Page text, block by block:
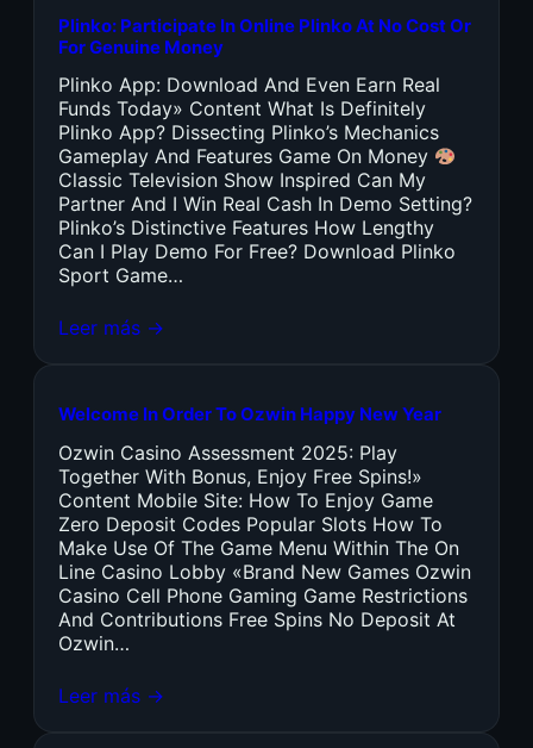
Plinko: Participate In Online Plinko At No Cost Or
For Genuine Money
Plinko App: Download And Even Earn Real
Funds Today» Content What Is Definitely
Plinko App? Dissecting Plinko’s Mechanics
Gameplay And Features Game On Money
Classic Television Show Inspired Can My
Partner And I Win Real Cash In Demo Setting?
Plinko’s Distinctive Features How Lengthy
Can I Play Demo For Free? Download Plinko
Sport Game…
Leer más →
Welcome In Order To Ozwin Happy New Year
Ozwin Casino Assessment 2025: Play
Together With Bonus, Enjoy Free Spins!»
Content Mobile Site: How To Enjoy Game
Zero Deposit Codes Popular Slots How To
Make Use Of The Game Menu Within The On
Line Casino Lobby «Brand New Games Ozwin
Casino Cell Phone Gaming Game Restrictions
And Contributions Free Spins No Deposit At
Ozwin…
Leer más →